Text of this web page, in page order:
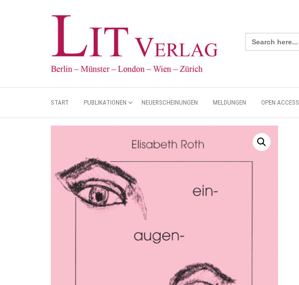
Search
for:
START PUBLIKATIONEN NEUERSCHEINUNGEN MELDUNGEN OPEN ACCESS